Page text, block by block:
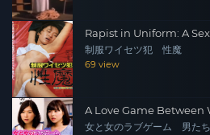
Rapist in Uniform: A
制服ワイセツ犯 性魔
69 view
A Love Game Between
女と女のラブゲーム 男たち